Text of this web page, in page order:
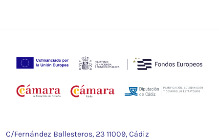
C/Fernández Ballesteros, 23 11009, Cádiz